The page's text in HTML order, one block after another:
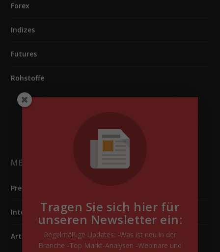
Forex
Indizes
Futures
Rohstoffe
MELDUNGEN
Pressemitteilungen
Interviews
Artikel
Tragen Sie sich hier für
unseren Newsletter ein:
Regelmäßige Updates: -Was ist neu in der
Branche -Top Markt-Analysen -Webinare und